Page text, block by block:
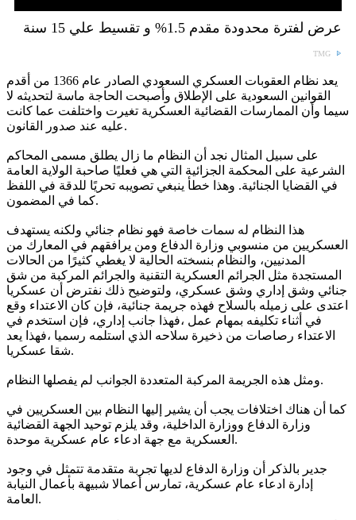
عرض لفترة محدودة مقدم 1.5% و تقسيط علي 15 سنة
TMG
يعد نظام العقوبات العسكري السعودي الصادر عام 1366 من أقدم
القوانين السعودية على الإطلاق وأصبحت الحاجة ماسة لتحديثه لا
سيما وأن الممارسات القضائية العسكرية تغيرت واختلفت عما كانت
عليه عند صدور القانون.
على سبيل المثال نجد أن النظام ما زال يطلق مسمى المحاكم
الشرعية على المحكمة الجزائية التي هي فعليًا صاحبة الولاية العامة
في القضايا الجنائية. وهذا خطأ ينبغي تصويبه تحريًا للدقة في اللفظ
كما في المضمون.
هذا النظام له سمات خاصة فهو نظام جنائي ولكنه يستهدف
العسكريين من منسوبي وزارة الدفاع ومن يرافقهم في المعارك من
المدنيين، والنظام بنسخته الحالية لا يغطي كثيرًا من الحالات
المستجدة مثل الجرائم العسكرية التقنية والجرائم المركبة من شق
جنائي وشق إداري وشق عسكري، ولتوضيح ذلك نفترض أن عسكريا
اعتدى على زميله بالسلاح فهذه جريمة جنائية، فإن كان الاعتداء وقع
في أثناء تكليفه بمهام عمل ،فهذا جانب إداري، فإن استخدم في
الاعتداء رصاصات من ذخيرة سلاحه الذي استلمه رسميا ،فهذا يعد
شقا عسكريا.
ومثل هذه الجريمة المركبة المتعددة الجوانب لم يفصلها النظام.
كما أن هناك اختلافات يجب أن يشير إليها النظام بين العسكريين في
وزارة الدفاع ووزارة الداخلية، وقد يلزم توحيد الجهة القضائية
العسكرية مع جهة ادعاء عام عسكرية موحدة.
جدير بالذكر أن وزارة الدفاع لديها تجربة متقدمة تتمثل في وجود
إدارة ادعاء عام عسكرية، تمارس أعمالا شبيهة بأعمال النيابة
العامة.